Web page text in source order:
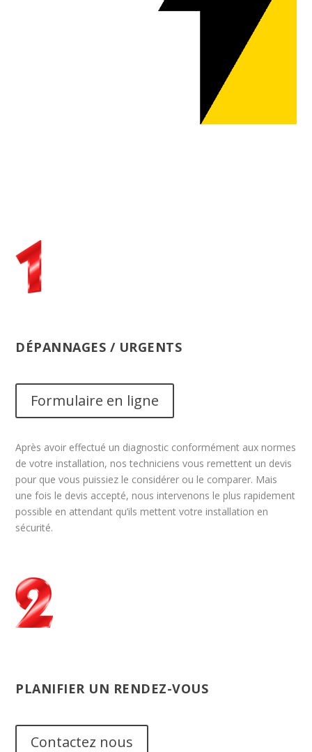
DÉPANNAGES / URGENTS
Formulaire en ligne
Après avoir effectué un diagnostic conformément aux normes
de votre installation, nos techniciens vous remettent un devis
pour que vous puissiez le considérer ou le comparer. Mais
une fois le devis accepté, nous intervenons le plus rapidement
possible en attendant qu’ils mettent votre installation en
sécurité.
PLANIFIER UN RENDEZ-VOUS
Contactez nous